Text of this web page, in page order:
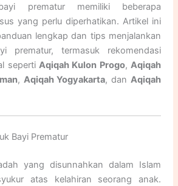
prematur memiliki beberapa
yang perlu diperhatikan. Artikel ini
lengkap dan tips menjalankan
prematur, termasuk rekomendasi
seperti Aqiqah Kulon Progo, Aqiqah
, Aqiqah Yogyakarta, dan Aqiqah
Bayi Prematur
yang disunnahkan dalam Islam
atas kelahiran seorang anak.